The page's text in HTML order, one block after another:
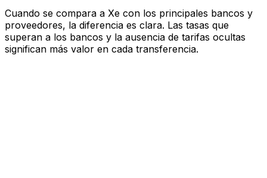
Cuando se compara a Xe con los principales bancos y
proveedores, la diferencia es clara. Las tasas que
superan a los bancos y la ausencia de tarifas ocultas
significan más valor en cada transferencia.